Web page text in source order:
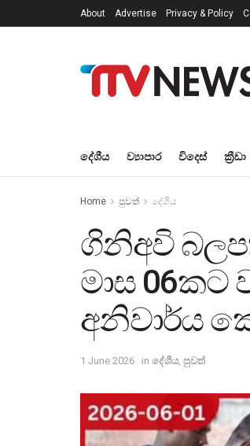
About Advertise Privacy & Policy
දේශීය ව්‍යාපාර විදෙස් ක්‍රීඩා
Home පුවත් දේශීය
ගිනිඅවි
මාස 06කට
අනිවාර්ය
1 June 2026 in දේශීය, පුවත්